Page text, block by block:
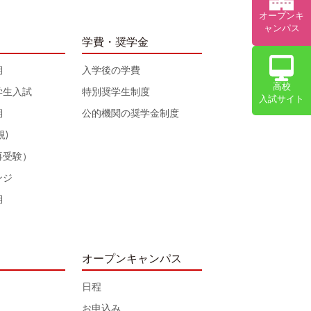
生入試
)
験）
ジ
学費・奨学金
入学後の学費
特別奨学生制度
公的機関の奨学金制度
オープンキャンパス
日程
お申込み
オープンキ
ャンパス
高校
入試サイト